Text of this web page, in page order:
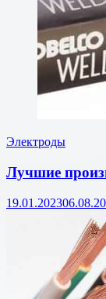
Электроды
Лучшие
19.01.2023